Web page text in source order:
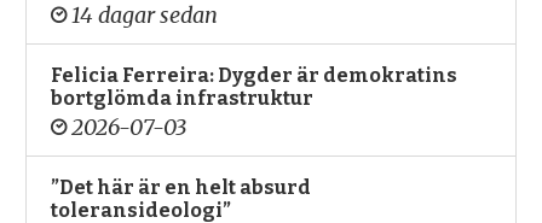
14 dagar sedan
Felicia Ferreira: Dygder är demokratins
bortglömda infrastruktur
2026-07-03
”Det här är en helt absurd
toleransideologi”